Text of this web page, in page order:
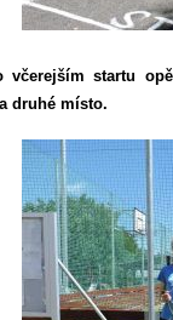
včerejším startu
druhé místo.